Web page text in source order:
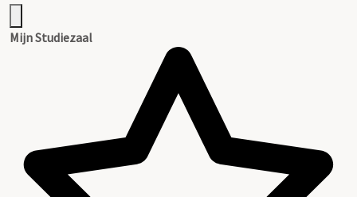
Mijn Studiezaal